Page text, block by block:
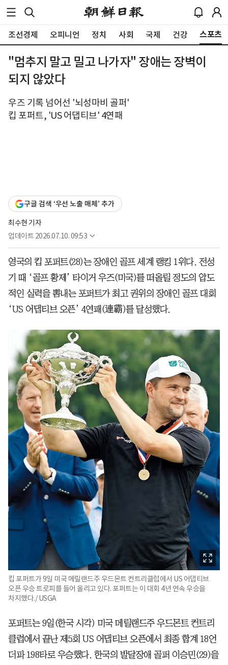
조선경제 오피니언 정치 사회 국제 건강 스포츠
"멈추지 말고 밀고 나가자" 장애는 장벽이
되지 않았다
우즈 기록 넘어선 '뇌성마비 골퍼'
킵 포퍼트, 'US 어댑티브' 4연패
구글 검색 ‘우선 노출 매체’ 추가
최수현 기자
업데이트 2026.07.10. 09:53
영국의 킵 포퍼트(28)는 장애인 골프 세계 랭킹 1위다. 전성
기 때 ‘골프 황제’ 타이거 우즈(미국)를 떠올릴 정도의 압도
적인 실력을 뽐내는 포퍼트가 최고 권위의 장애인 골프 대회
‘US 어댑티브 오픈’ 4연패(連霸)를 달성했다.
킵 포퍼트가 9일 미국 메릴랜드주 우드몬트 컨트리클럽에서 US 어댑티브
오픈 우승 트로피를 들어 올리고 있다. 포퍼트는 이 대회 4년 연속 우승을
차지했다./ USGA
포퍼트는 9일(한국 시각) 미국 메릴랜드주 우드몬트 컨트리
클럽에서 끝난 제5회 US 어댑티브 오픈에서 최종 합계 18언
더파 198타로 우승했다. 한국의 발달장애 골퍼 이승민(29)을